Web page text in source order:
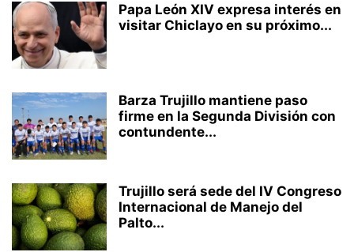
Papa León XIV expresa interés en
visitar Chiclayo en su próximo...
Barza Trujillo mantiene paso
firme en la Segunda División con
contundente...
Trujillo será sede del IV Congreso
Internacional de Manejo del
Palto...